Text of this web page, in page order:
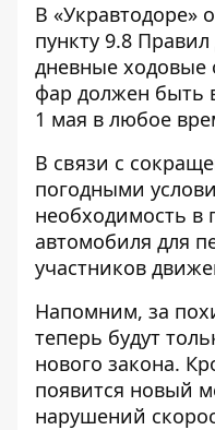
В «Укравтодоре»
пункту 9.8
дневные ходовые
фар должен быть
1 мая в любое
В связи с
погодными
необходимость
автомобиля для
участников
Напомним, за
теперь будут
нового закона.
появится новый
нарушений